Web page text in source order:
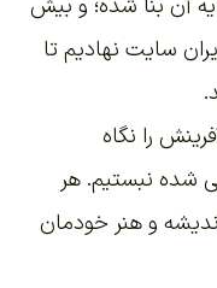
پایه آن بنا شده؛ و بیش
سایت نهادیم تا
را نگاه
شده نبستیم. هر
و هنر خودمان